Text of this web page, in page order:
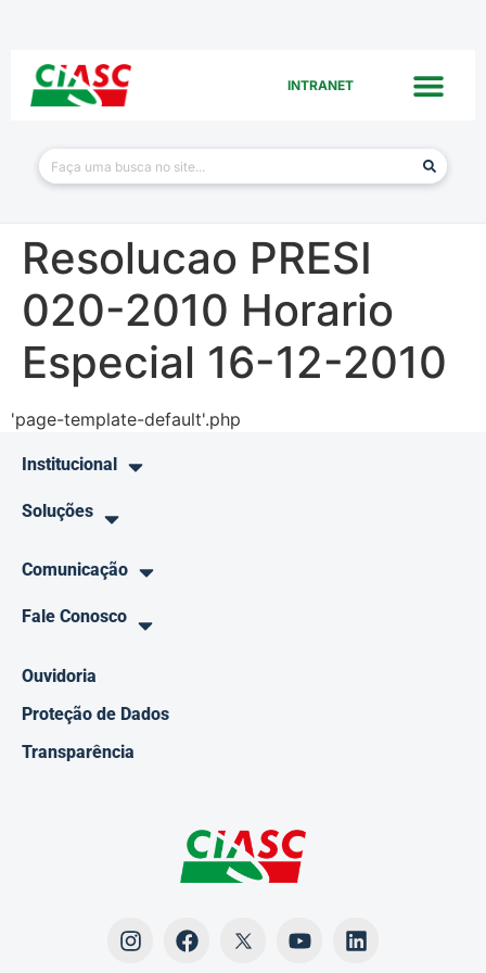
INTRANET
Resolucao PRESI
020-2010 Horario
Especial 16-12-2010
'page-template-default'.php
Institucional
Soluções
Comunicação
Fale Conosco
Ouvidoria
Proteção de Dados
Transparência